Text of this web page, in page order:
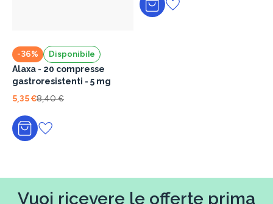
-36% Disponibile
Alaxa - 20 compresse
gastroresistenti - 5 mg
5,35 €8,40 €
Aggiungi al carrello
Aggiungi al carrello
Vuoi ricevere le offerte prima